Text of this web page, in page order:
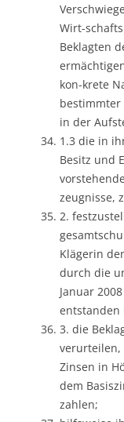
Wirt-
Beklagten
kon-krete
bestimmter
in der
1.3 die in
Besitz und
zeugnisse,
2.
Klägerin
durch die
Januar
entstanden
3. die
verurteilen,
Zinsen in
dem
zahlen;